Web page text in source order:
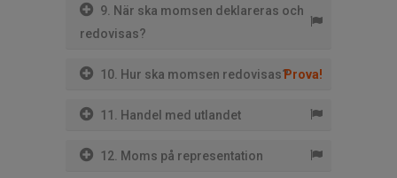
9. När ska momsen deklareras och
redovisas?
10. Hur ska momsen redovisas?Prova!
11. Handel med utlandet
12. Moms på representation